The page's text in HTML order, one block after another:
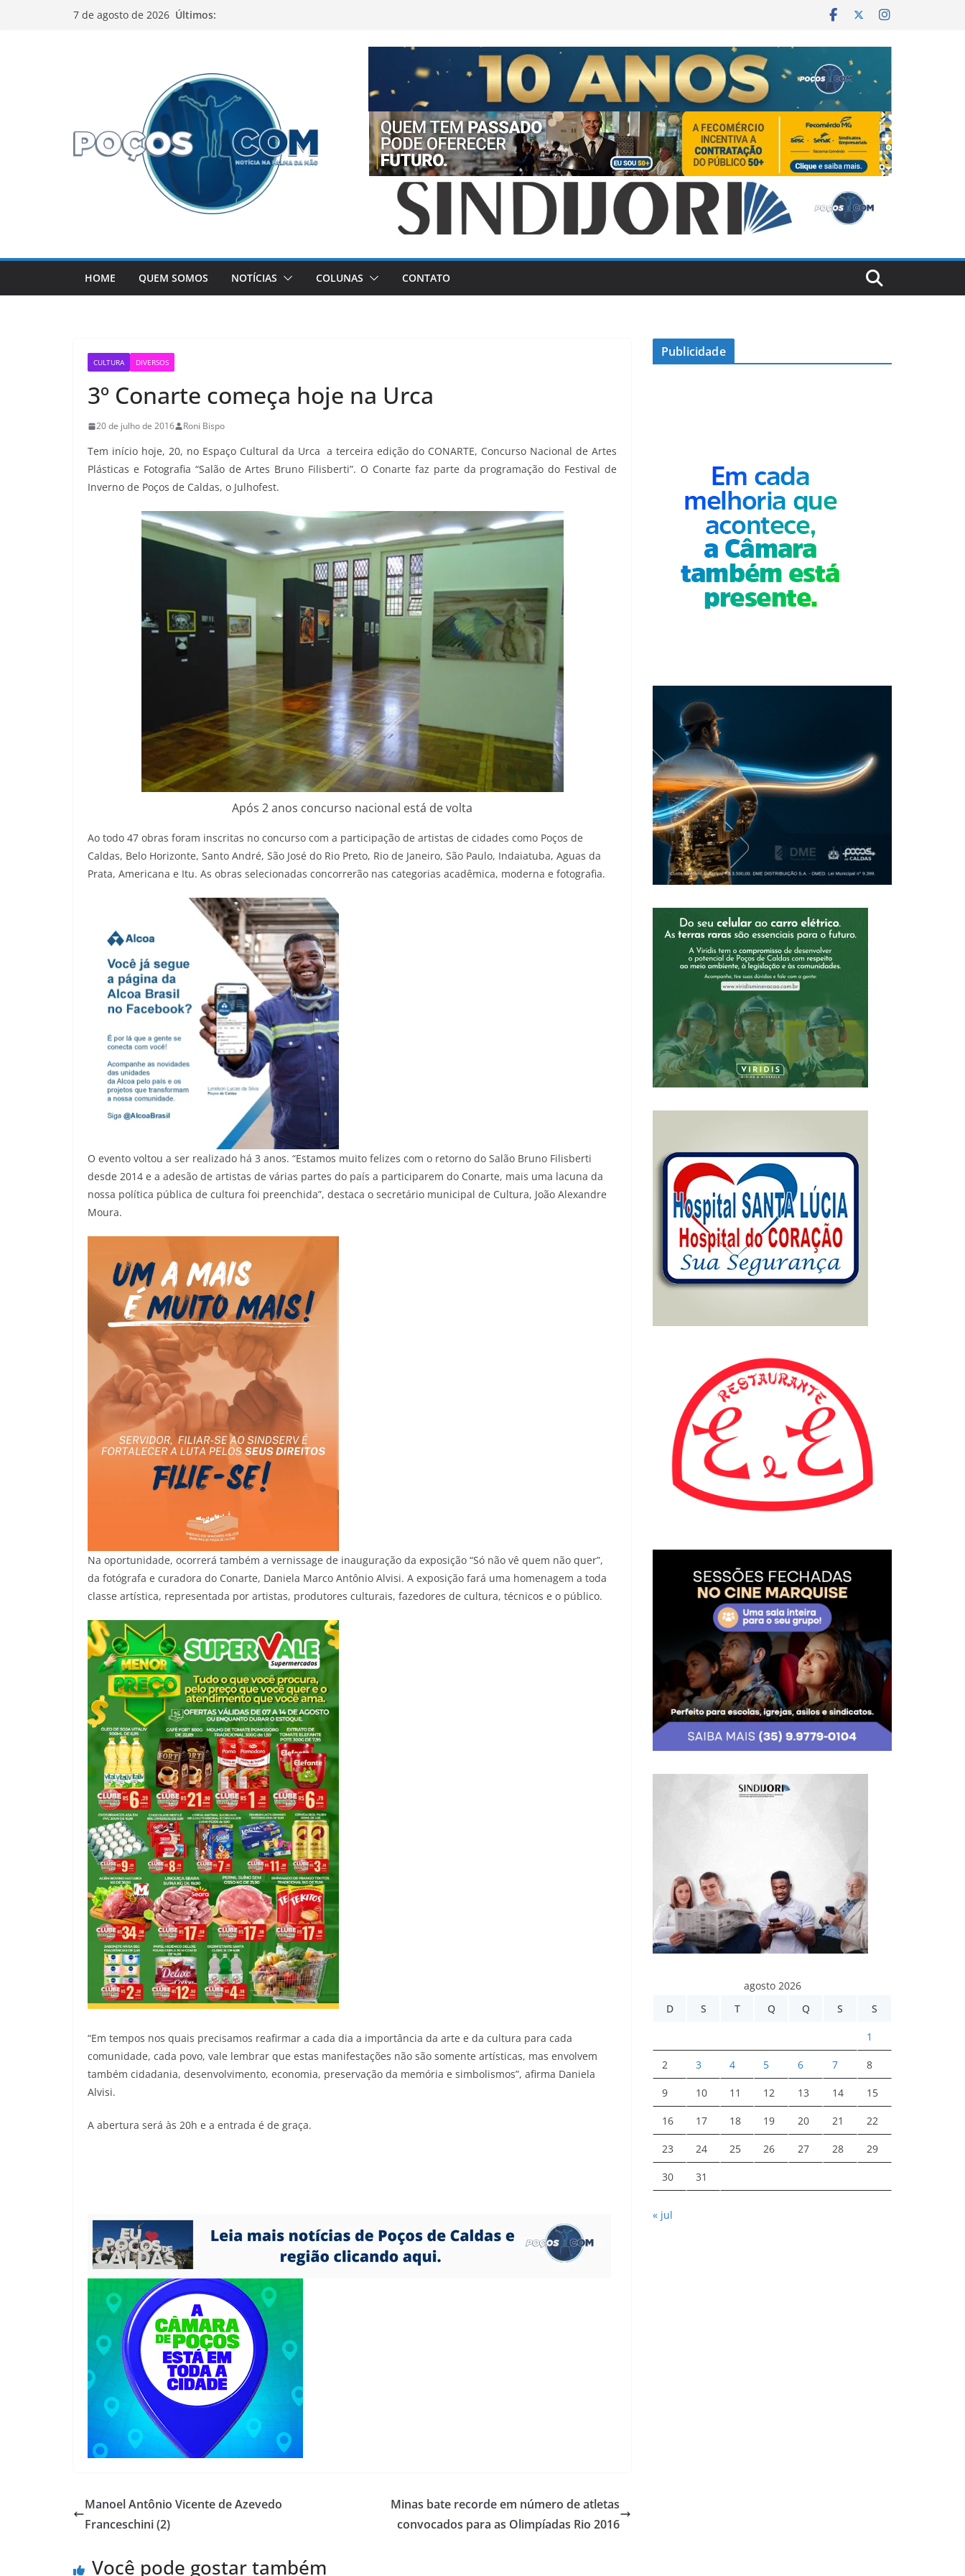
7 de agosto de 2026 Últimos:
HOME QUEM SOMOS NOTÍCIAS COLUNAS CONTATO
CULTURA DIVERSOS
3º Conarte começa hoje na Urca
20 de julho de 2016 Roni Bispo
Tem início hoje, 20, no Espaço Cultural da Urca a terceira edição do CONARTE, Concurso Nacional de Artes
Plásticas e Fotografia “Salão de Artes Bruno Filisberti”. O Conarte faz parte da programação do Festival de
Inverno de Poços de Caldas, o Julhofest.
Após 2 anos concurso nacional está de volta
Ao todo 47 obras foram inscritas no concurso com a participação de artistas de cidades como Poços de
Caldas, Belo Horizonte, Santo André, São José do Rio Preto, Rio de Janeiro, São Paulo, Indaiatuba, Aguas da
Prata, Americana e Itu. As obras selecionadas concorrerão nas categorias acadêmica, moderna e fotografia.
O evento voltou a ser realizado há 3 anos. “Estamos muito felizes com o retorno do Salão Bruno Filisberti
desde 2014 e a adesão de artistas de várias partes do país a participarem do Conarte, mais uma lacuna da
nossa política pública de cultura foi preenchida”, destaca o secretário municipal de Cultura, João Alexandre
Moura.
Na oportunidade, ocorrerá também a vernissage de inauguração da exposição “Só não vê quem não quer”,
da fotógrafa e curadora do Conarte, Daniela Marco Antônio Alvisi. A exposição fará uma homenagem a toda
classe artística, representada por artistas, produtores culturais, fazedores de cultura, técnicos e o público.
“Em tempos nos quais precisamos reafirmar a cada dia a importância da arte e da cultura para cada
comunidade, cada povo, vale lembrar que estas manifestações não são somente artísticas, mas envolvem
também cidadania, desenvolvimento, economia, preservação da memória e simbolismos”, afirma Daniela
Alvisi.
A abertura será às 20h e a entrada é de graça.
Manoel Antônio Vicente de Azevedo
Franceschini (2)
Minas bate recorde em número de atletas
convocados para as Olimpíadas Rio 2016
Você pode gostar também
Publicidade
agosto 2026
D
S T Q Q S S
1
2 3 4 5 6 7 8
9 10 11 12 13 14 15
16 17 18 19 20 21 22
23 24 25 26 27 28 29
30 31
« jul